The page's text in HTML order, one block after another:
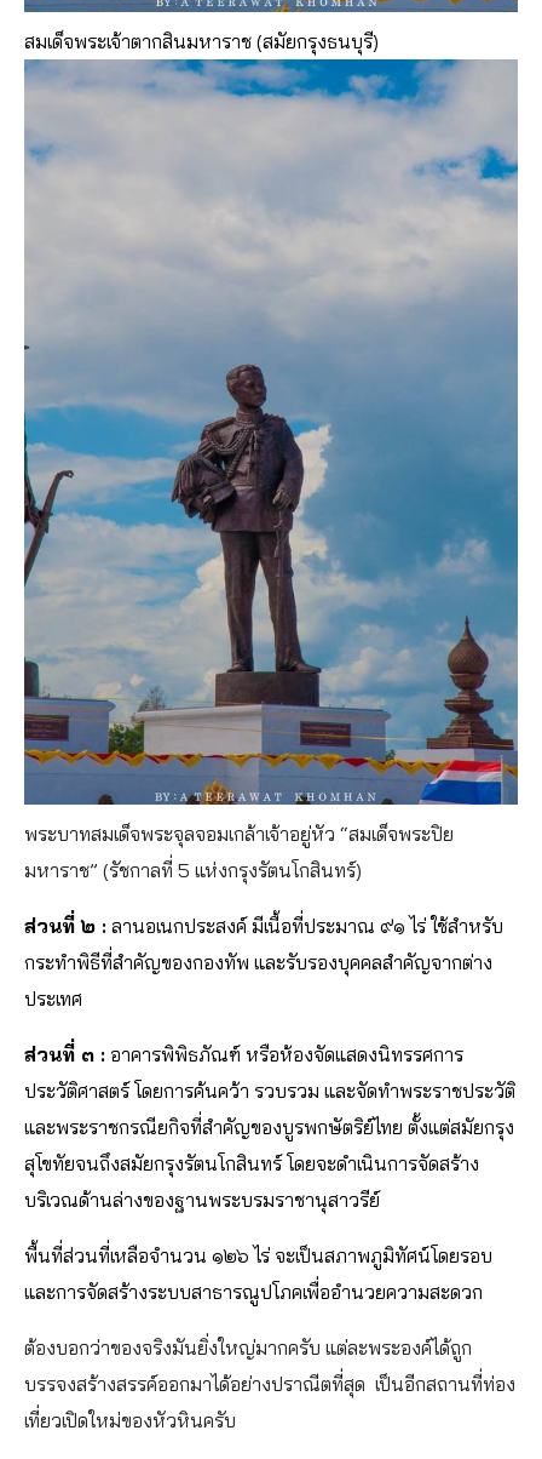
สมเด็จพระเจ้าตากสินมหาราช (สมัยกรุงธนบุรี)
พระบาทสมเด็จพระจุลจอมเกล้าเจ้าอยู่หัว “สมเด็จพระปิย
มหาราช” (รัชกาลที่ 5 แห่งกรุงรัตนโกสินทร์)
ส่วนที่ ๒ : ลานอเนกประสงค์ มีเนื้อที่ประมาณ ๙๑ ไร่ ใช้สำหรับ
กระทำพิธีที่สำคัญของกองทัพ และรับรองบุคคลสำคัญจากต่าง
ประเทศ
ส่วนที่ ๓ : อาคารพิพิธภัณฑ์ หรือห้องจัดแสดงนิทรรศการ
ประวัติศาสตร์ โดยการค้นคว้า รวบรวม และจัดทำพระราชประวัติ
และพระราชกรณียกิจที่สำคัญของบูรพกษัตริย์ไทย ตั้งแต่สมัยกรุง
สุโขทัยจนถึงสมัยกรุงรัตนโกสินทร์ โดยจะดำเนินการจัดสร้าง
บริเวณด้านล่างของฐานพระบรมราชานุสาวรีย์
พื้นที่ส่วนที่เหลือจำนวน ๑๒๖ ไร่ จะเป็นสภาพภูมิทัศน์โดยรอบ
และการจัดสร้างระบบสาธารณูปโภคเพื่ออำนวยความสะดวก
ต้องบอกว่าของจริงมันยิ่งใหญ่มากครับ แต่ละพระองค์ได้ถูก
บรรจงสร้างสรรค์ออกมาได้อย่างปราณีตที่สุด เป็นอีกสถานที่ท่อง
เที่ยวเปิดใหม่ของหัวหินครับ